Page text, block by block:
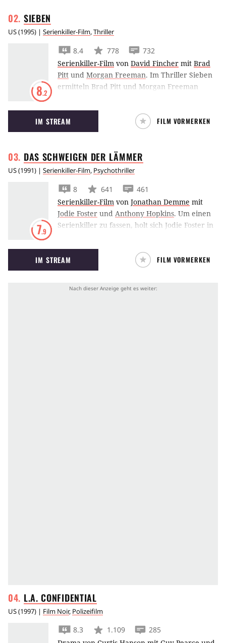
SIEBEN
US(1995) | Serienkiller-Film,Thriller
8.2
8.4 778
732
Serienkiller-Film von David Fincher mit Brad
Pitt und Morgan Freeman. Im Thriller Sieben
ermitteln Brad Pitt und Morgan Freeman
seine Opfer auf bestialische Weise für ihre
Vergehen gegen die Sieben Todsünden
bestraft.
IM STREAM FILM VORMERKEN
DAS SCHWEIGEN DER LÄMMER
US(1991) | Serienkiller-Film, Psychothriller
7.9
8 641
461
Serienkiller-Film von Jonathan Demme mit
Jodie Foster und Anthony Hopkins. Um einen
Serienkiller zu fassen, holt sich Jodie Foster in
berüchtigten Hannibal Lecter.
IM STREAM FILM VORMERKEN
L.A.CONFIDENTIAL
US(1997) | Film Noir, Polizeifilm
8.3 1.109
285